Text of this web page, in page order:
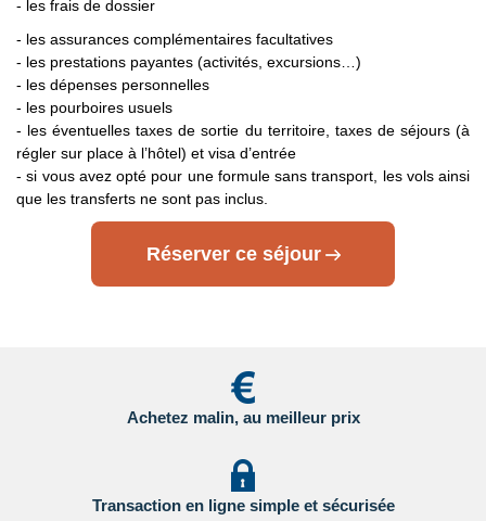
valide à une Carte Nationale d'Identité expirée, même dans
le cas où cette dernière est considérée par les autorités
françaises comme toujours en cours de validité.
Voyageurs mineurs voyageant seul
respecter se trouvent sur le site du Service Public en
Cliquant ici.
Transit par la Grande Bretagne, les Etat-Unis et le Canada
des formalités spécifiques s'appliquent.
Nous vous invitons à
consulter les sites ci-dessous pour plus d’information :
- Grande Bretagne : sur le site du gouvernement britannique
Pour les passagers binationaux ou de nationalité étrangère
- les frais de dossier
- les assurances complémentaires facultatives
- les prestations payantes (activités, excursions…)
- les dépenses personnelles
- les pourboires usuels
- les éventuelles taxes de sortie du territoire, taxes de séjours (à
régler sur place à l’hôtel) et visa d’entrée
- si vous avez opté pour une formule sans transport, les vols ainsi
que les transferts ne sont pas inclus.
Réserver ce séjour
Achetez malin, au meilleur prix
Transaction en ligne simple et sécurisée